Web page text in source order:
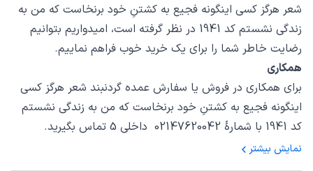
شعر هرگز کسی اینگونه فجیع به کشتنِ خود برنخاست که من به
زندگی نشستم کد 1941 در نظر گرفته است، امیدواریم بتوانیم
رضایت خاطر شما را برای یک خرید خوب فراهم نماییم.
همکاری
برای همکاری در فروش یا سفارش عمده گردنبند شعر هرگز کسی
اینگونه فجیع به کشتنِ خود برنخاست که من به زندگی نشستم
کد 1941 با شمارهٔ 02147620042 داخلی 5 تماس بگیرید.
نمایش بیشتر